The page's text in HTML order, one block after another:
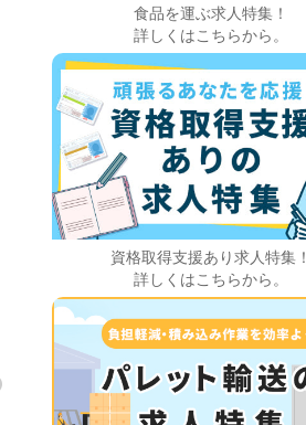
食品を運ぶ求人特集！
詳しくはこちらから。
資格取得支援あり求人特集！
詳しくはこちらから。